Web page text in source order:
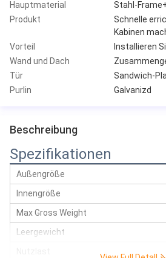
Hauptmaterial
Stahl-
Produkt
Schnelle
Kabinen
Vorteil
Installieren
Wand und Dach
Tür
Sandwich-
Purlin
Galvanizd
Beschreibung
Spezifikationen
Außengröße
Innengröße
Max Gross Weight
Leergewicht